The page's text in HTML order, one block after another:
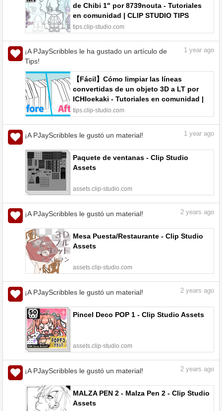
de Chibi 1" por 8739nouta - Tutoriales
en comunidad | CLIP STUDIO TIPS
tips.clip-studio.com
¡A PJayScribbles le ha gustado un artículo de
Tips!
1 year ago
【Fácil】Cómo limpiar las líneas
convertidas de un objeto 3D a LT por
ICHIoekaki - Tutoriales en comunidad |
CLIP STUDIO TIPS
tips.clip-studio.com
¡A PJayScribbles le gustó un material! 1 year ago
Paquete de ventanas - Clip Studio
Assets
assets.clip-studio.com
¡A PJayScribbles le gustó un material! 2 years ago
Mesa Puesta/Restaurante - Clip Studio
Assets
assets.clip-studio.com
¡A PJayScribbles le gustó un material! 2 years ago
Pincel Deco POP 1 - Clip Studio Assets
assets.clip-studio.com
¡A PJayScribbles le gustó un material! 2 years ago
MALZA PEN 2 - Malza Pen 2 - Clip Studio
Assets